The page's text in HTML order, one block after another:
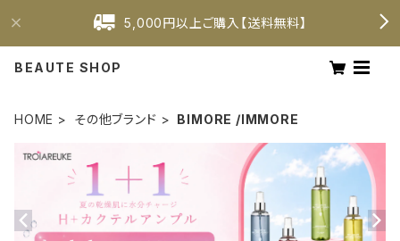
5,000円以上ご購入【送料無料】
BEAUTE SHOP
HOME その他ブランド BIMORE /IMMORE